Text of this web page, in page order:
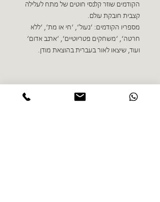
הקודמים שוזר קלנסי חוטים של מתח לעלילה
קצבית חובקת עולם.
מספריו הקודמים: ‘נעול‘, ‘חי או מת‘, ‘ללא
חרטה‘, ‘משחקים פטריוטיים‘, ‘ארנב אדום‘
ועוד, שיצאו לאור בעברית בהוצאת מודן.
ספרים נוספים בז'אנר